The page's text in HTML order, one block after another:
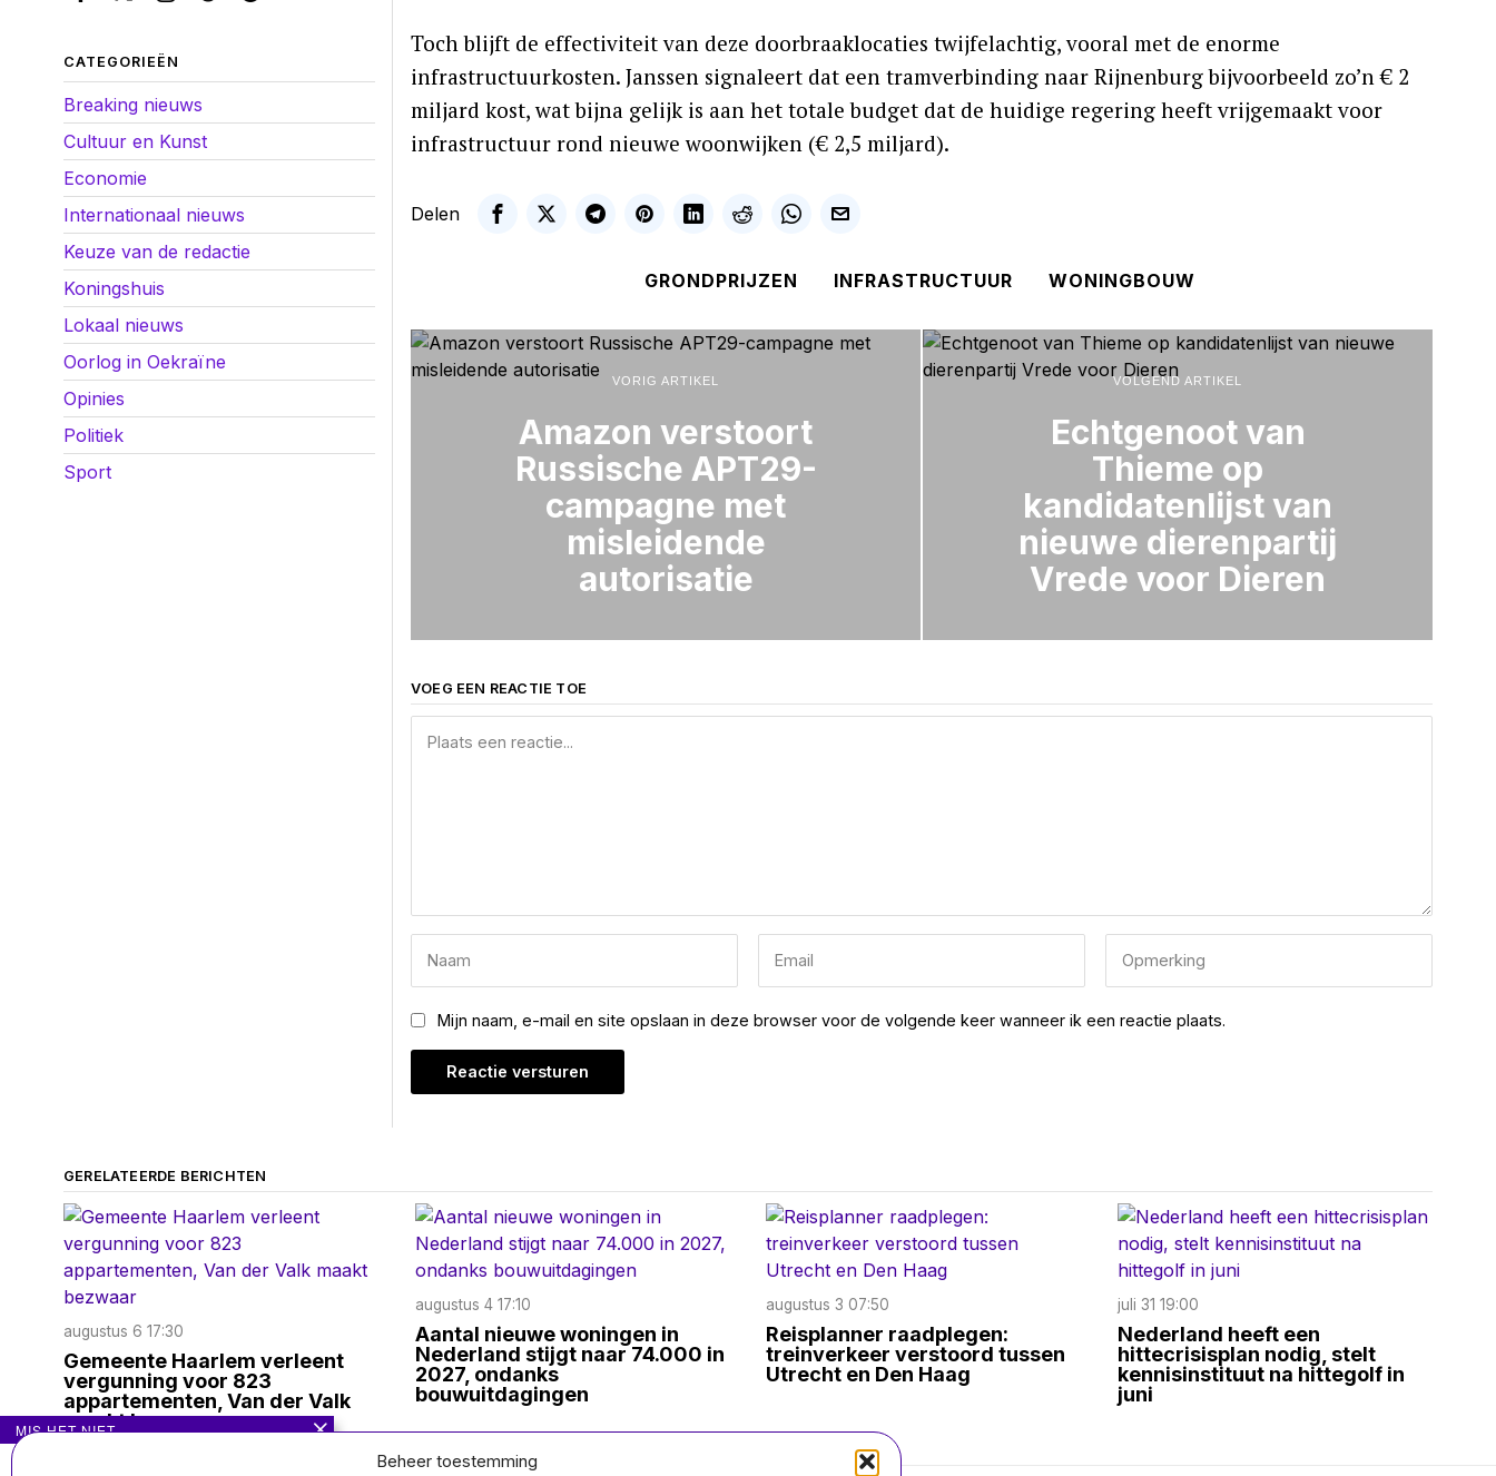
Beheer toestemming
Toch blijft de effectiviteit van deze doorbraaklocaties twijfelachtig, vooral met de enorme
infrastructuurkosten. Janssen signaleert dat een tramverbinding naar Rijnenburg bijvoorbeeld zo’n € 2
miljard kost, wat bijna gelijk is aan het totale budget dat de huidige regering heeft vrijgemaakt voor
infrastructuur rond nieuwe woonwijken (€ 2,5 miljard).
Delen
GRONDPRIJZEN INFRASTRUCTUUR WONINGBOUW
VORIG ARTIKEL
Amazon verstoort
Russische APT29-
campagne met
misleidende
autorisatie
VOLGEND ARTIKEL
Echtgenoot van
Thieme op
kandidatenlijst van
nieuwe dierenpartij
Vrede voor Dieren
VOEG EEN REACTIE TOE
Mijn naam, e-mail en site opslaan in deze browser voor de volgende keer wanneer ik een reactie plaats.
CATEGORIEËN
Breaking nieuws
Cultuur en Kunst
Economie
Internationaal nieuws
Keuze van de redactie
Koningshuis
Lokaal nieuws
Oorlog in Oekraïne
Opinies
Politiek
Sport
GERELATEERDE BERICHTEN
augustus 6 17:30
Gemeente Haarlem verleent
vergunning voor 823
appartementen, Van der Valk
maakt bezwaar
augustus 4 17:10
Aantal nieuwe woningen in
Nederland stijgt naar 74.000 in
2027, ondanks
bouwuitdagingen
augustus 3 07:50
Reisplanner raadplegen:
treinverkeer verstoord tussen
Utrecht en Den Haag
juli 31 19:00
Nederland heeft een
hittecrisisplan nodig, stelt
kennisinstituut na hittegolf in
juni
MIS HET NIET